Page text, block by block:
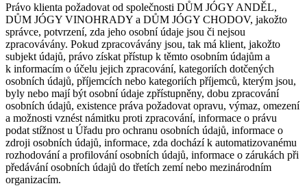
Právo klienta požadovat od společnosti DŮM JÓGY ANDĚL,
DŮM JÓGY VINOHRADY a DŮM JÓGY CHODOV, jakožto
správce, potvrzení, zda jeho osobní údaje jsou či nejsou
zpracovávány. Pokud zpracovávány jsou, tak má klient, jakožto
subjekt údajů, právo získat přístup k těmto osobním údajům a
k informacím o účelu jejich zpracování, kategoriích dotčených
osobních údajů, příjemcích nebo kategoriích příjemců, kterým jsou,
byly nebo mají být osobní údaje zpřístupněny, dobu zpracování
osobních údajů, existence práva požadovat opravu, výmaz, omezení
a možnosti vznést námitku proti zpracování, informace o právu
podat stížnost u Úřadu pro ochranu osobních údajů, informace o
zdroji osobních údajů, informace, zda dochází k automatizovanému
rozhodování a profilování osobních údajů, informace o zárukách při
předávání osobních údajů do třetích zemí nebo mezinárodním
organizacím.